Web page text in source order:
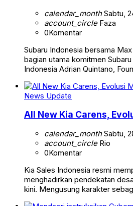
calendar_monthSabtu,
account_circleFaza
0Komentar
Subaru Indonesia bersama
bagian utama komitmen
Indonesia Adrian Quintano,
News Update
All New Kia Carens,
calendar_monthSabtu,
account_circleRio
0Komentar
Kia Sales Indonesia resmi
menghadirkan pendekatan
kini. Mengusung karakter